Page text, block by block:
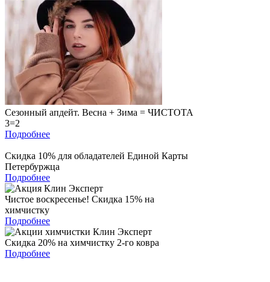
Сезонный апдейт. Весна + Зима = ЧИСТОТА
3=2
Подробнее
Скидка 10% для обладателей Единой Карты
Петербуржца
Подробнее
Чистое воскресенье! Скидка 15% на
химчистку
Подробнее
Скидка 20% на химчистку 2-го ковра
Подробнее